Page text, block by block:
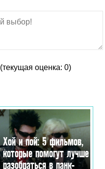
(текущая оценка: 0)
Хой и пой: 5 фильмов,
которые помогут лучше
разобраться в панк-